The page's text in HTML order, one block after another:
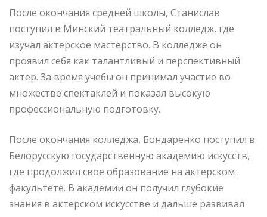
После окончания средней школы, Станислав
поступил в Минский театральный колледж, где
изучал актерское мастерство. В колледже он
проявил себя как талантливый и перспективный
актер. За время учебы он принимал участие во
множестве спектаклей и показал высокую
профессиональную подготовку.
После окончания колледжа, Бондаренко поступил в
Белорусскую государственную академию искусств,
где продолжил свое образование на актерском
факультете. В академии он получил глубокие
знания в актерском искусстве и дальше развивал